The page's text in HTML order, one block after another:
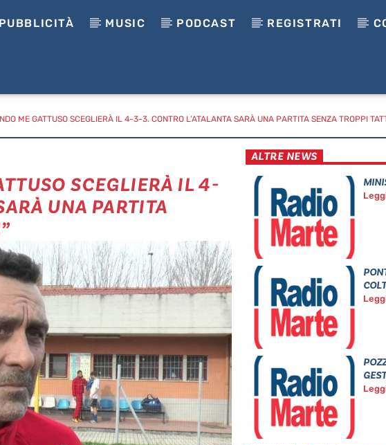
PUBBLICITÀ MUSIC PODCAST REGISTRATI
ME GATTUSO SCEGLIERÀ IL 4-3-3. CONTRO L’ATALANTA SARÀ UNA PARTITA SENZA TROPPI
SCEGLIERÀ IL 4-
UNA PARTITA
ALTRE NEWS